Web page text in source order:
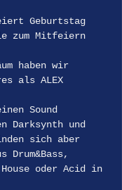
Geburtstag
zum Mitfeiern
haben wir
als ALEX
Sound
Darksynth und
sich aber
Drum&Bass,
oder Acid in